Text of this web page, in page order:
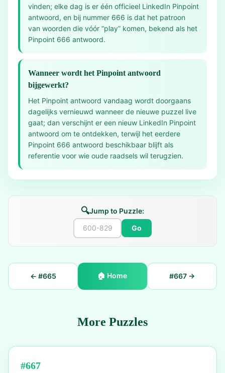
vinden; elke dag is er één officieel LinkedIn Pinpoint
antwoord, en bij nummer 666 is dat het patroon
van woorden die vóór “play” komen, bekend als het
Pinpoint 666 antwoord.
Wanneer wordt het Pinpoint antwoord
bijgewerkt?
Het Pinpoint antwoord vandaag wordt doorgaans
dagelijks vernieuwd wanneer de nieuwe puzzel live
gaat; dan verschijnt er een nieuw LinkedIn Pinpoint
antwoord om te ontdekken, terwijl het eerdere
Pinpoint 666 antwoord beschikbaar blijft als
referentie voor wie oude raadsels wil terugzien.
🔍Jump to Puzzle:
Go
← #665 🏠 Home #667→
More Puzzles
#667